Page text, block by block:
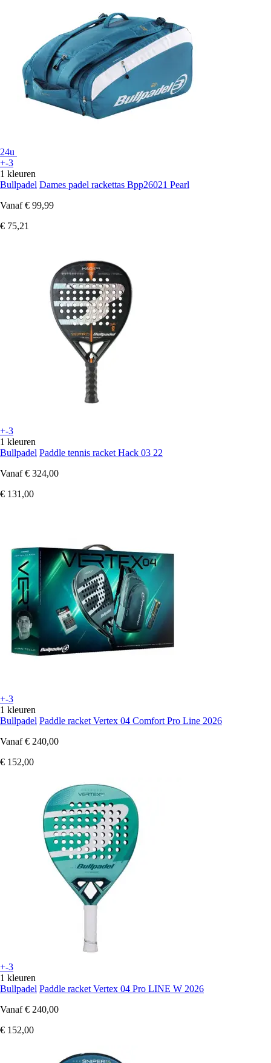
24u
+-3
1 kleuren
Bullpadel Dames padel rackettas Bpp26021 Pearl
Vanaf € 99,99
€ 75,21
+-3
1 kleuren
Bullpadel Paddle tennis racket Hack 03 22
Vanaf € 324,00
€ 131,00
+-3
1 kleuren
Bullpadel Paddle racket Vertex 04 Comfort Pro Line 2026
Vanaf € 240,00
€ 152,00
+-3
1 kleuren
Bullpadel Paddle racket Vertex 04 Pro LINE W 2026
Vanaf € 240,00
€ 152,00